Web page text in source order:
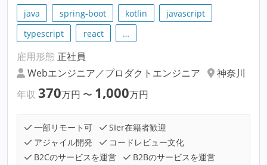
java spring-boot kotlin
javascript
typescript
react …
雇用形態 正社員
Webエンジニア／プロダクトエンジニア
神奈川
年収 370万円 〜 1,000万円
一部リモート可
SIer在籍者歓迎
アジャイル開発
コードレビュー文化
B2Cのサービスを運営
B2Bのサービスを運営